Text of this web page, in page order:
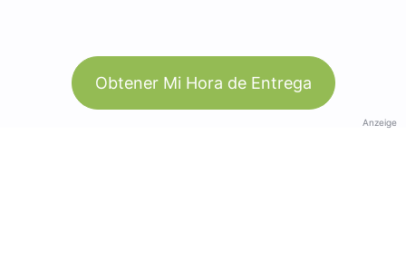
Obtener Mi Hora de Entrega
Anzeige